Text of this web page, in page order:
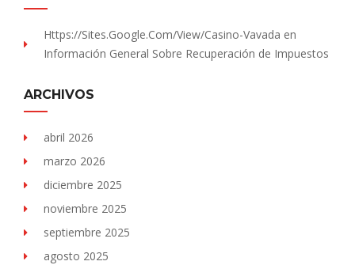
Https://sites.Google.com/view/Casino-Vavada en
Información General Sobre Recuperación de Impuestos
ARCHIVOS
abril 2026
marzo 2026
diciembre 2025
noviembre 2025
septiembre 2025
agosto 2025